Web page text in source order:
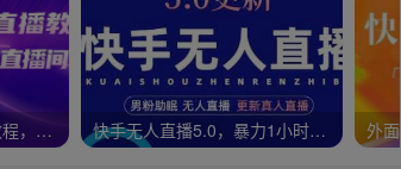
抖音快手音乐无人直播教程，万人演唱会现场无人直播间（教程+素材） 快手无人直播5.0，暴力1小时收益2000+丨更新真人直播玩法